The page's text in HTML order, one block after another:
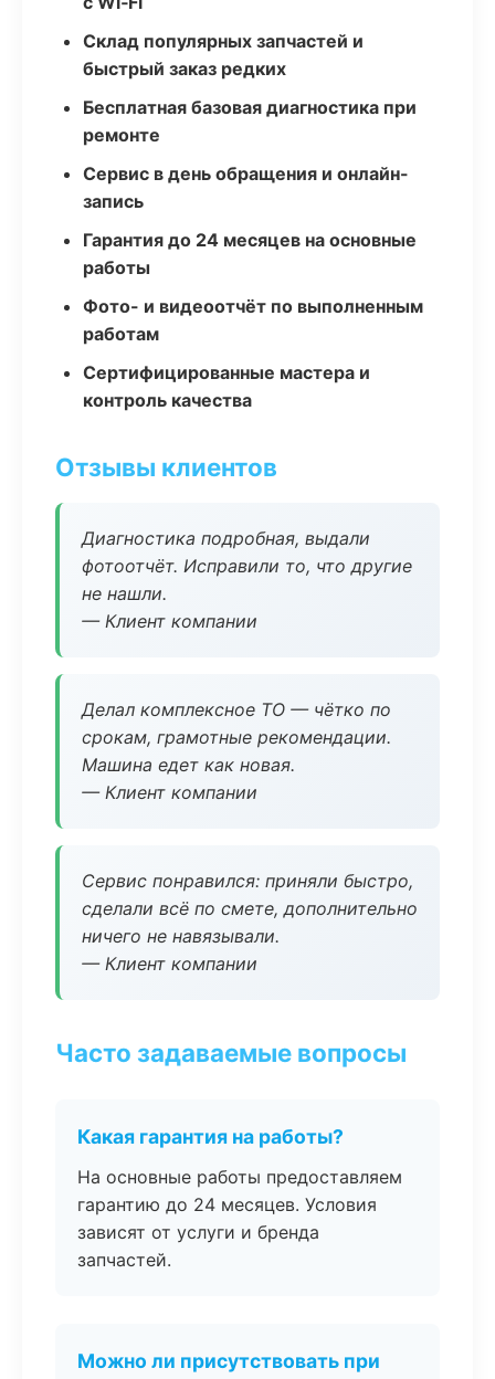
Склад популярных запчастей и
быстрый заказ редких
Бесплатная базовая диагностика при
ремонте
Сервис в день обращения и онлайн-
запись
Гарантия до 24 месяцев на основные
работы
Фото- и видеоотчёт по выполненным
работам
Сертифицированные мастера и
контроль качества
Отзывы клиентов
Диагностика подробная, выдали
фотоотчёт. Исправили то, что другие
не нашли.
— Клиент компании
Делал комплексное ТО — чётко по
срокам, грамотные рекомендации.
Машина едет как новая.
— Клиент компании
Сервис понравился: приняли быстро,
сделали всё по смете, дополнительно
ничего не навязывали.
— Клиент компании
Часто задаваемые вопросы
Какая гарантия на работы?
На основные работы предоставляем
гарантию до 24 месяцев. Условия
зависят от услуги и бренда
запчастей.
Можно ли присутствовать при